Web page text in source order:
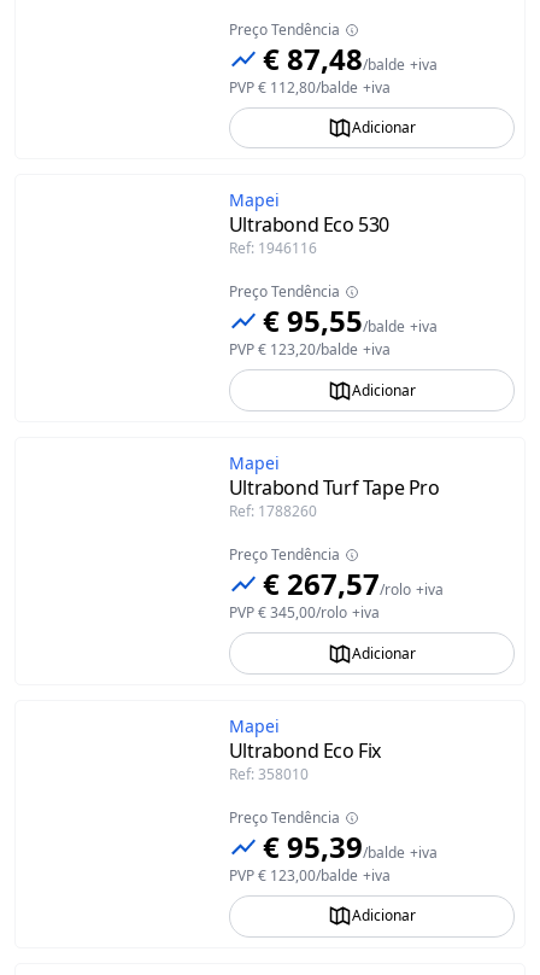
Preço Tendência
€ 87,48/balde +iva
PVP€ 112,80/balde +iva
Adicionar
Mapei
Ultrabond Eco 530
Ref: 1946116
Preço Tendência
€ 95,55/balde +iva
PVP€ 123,20/balde +iva
Adicionar
Mapei
Ultrabond Turf Tape Pro
Ref: 1788260
Preço Tendência
€ 267,57/rolo +iva
PVP€ 345,00/rolo +iva
Adicionar
Mapei
Ultrabond Eco Fix
Ref: 358010
Preço Tendência
€ 95,39/balde +iva
PVP€ 123,00/balde +iva
Adicionar